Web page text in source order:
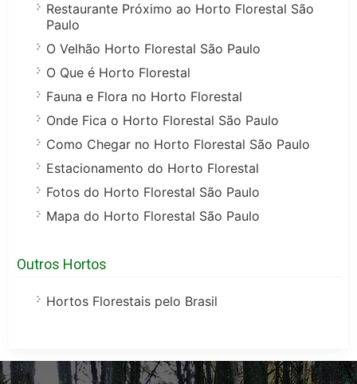
Restaurante Próximo ao Horto Florestal São
Paulo
O Velhão Horto Florestal São Paulo
O Que é Horto Florestal
Fauna e Flora no Horto Florestal
Onde Fica o Horto Florestal São Paulo
Como Chegar no Horto Florestal São Paulo
Estacionamento do Horto Florestal
Fotos do Horto Florestal São Paulo
Mapa do Horto Florestal São Paulo
Outros Hortos
Hortos Florestais pelo Brasil